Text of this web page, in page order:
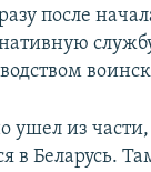
после
ушел из части,
в Беларусь.